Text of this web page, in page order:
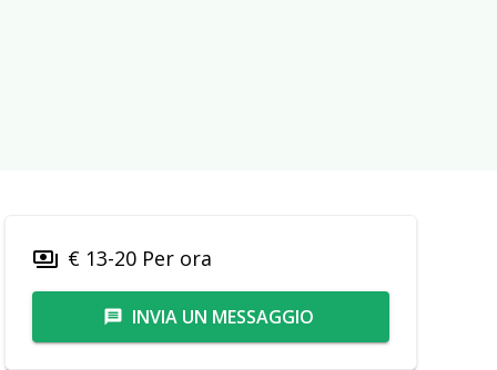
payments € 13-20 Per ora
message INVIA UN MESSAGGIO